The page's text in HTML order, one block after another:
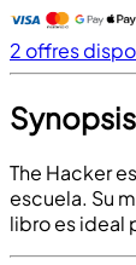
2 offres
The Hacker
escuela. Su
libro es ideal